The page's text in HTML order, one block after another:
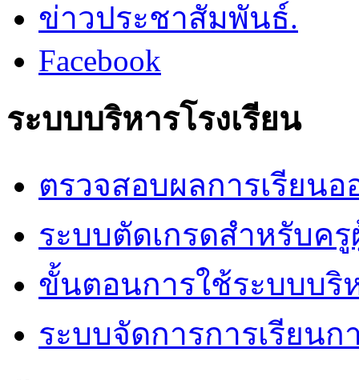
ข่าวประชาสัมพันธ์.
Facebook
ระบบบริหารโรงเรียน
ตรวจสอบผลการเรียน
ระบบตัดเกรดสำหรับค
ขั้นตอนการใช้ระบบบริ
ระบบจัดการการเรียน